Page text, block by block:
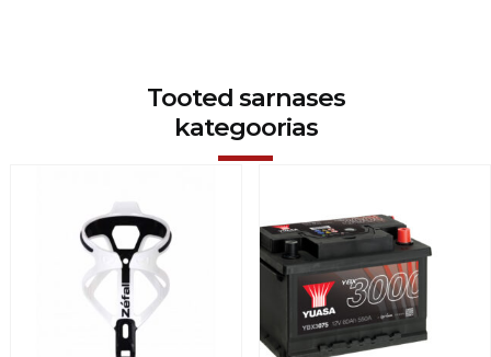
Tooted sarnases
kategoorias